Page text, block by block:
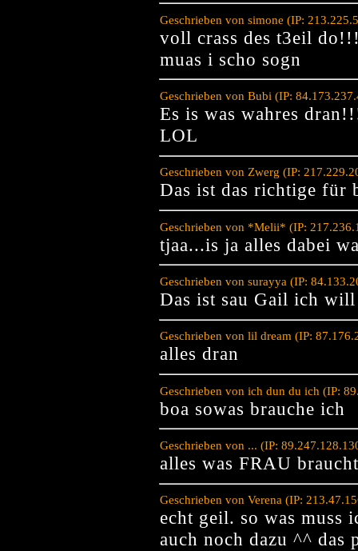
Geschrieben von simone (IP:
voll crass des t3eil
muas i scho sogn
Geschrieben von Bubi (IP:
Es is was wahres
LOL
Geschrieben von Zwerg (IP:
Das ist das richtige für
Geschrieben von *Melii* (IP:
tjaa...is ja alles dabei
Geschrieben von surayya (IP:
Das ist sau Gail ich will
Geschrieben von lil dream (IP:
alles dran
Geschrieben von ich dun du ich (IP:
boa sowas brauche ich
Geschrieben von ... (IP:
alles was FRAU
Geschrieben von Verena (IP:
echt geil. so was muss
auch noch dazu ^^